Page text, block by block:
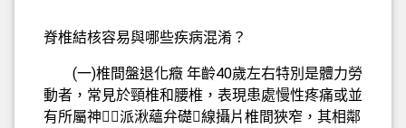
脊椎結核容易與哪些疾病混淆？
(一)椎間盤退化癥 年齡40歲左右特別是體力勞
動者，常見於頸椎和腰椎，表現患處慢性疼痛或並
有所屬神派湫蘊弁礎線攝片椎間狹窄，其相鄰